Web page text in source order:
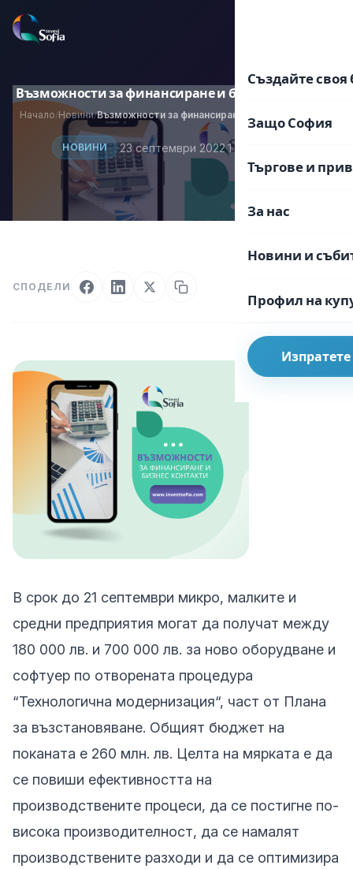
към
Създайте своя
Защо София
Търгове и
За нас
Новини и
Профил на
Възможности за финансиране и бизнес контакти
Начало/Новини/
НОВИНИ ·23 септември 2022·1 мин. четене
СПОДЕЛИ
В срок до 21 септември микро, малките и
средни предприятия могат да получат между
180 000 лв. и 700 000 лв. за ново оборудване и
софтуер по отворената процедура
“Технологична модернизация“, част от Плана
за възстановяване. Общият бюджет на
поканата е 260 млн. лв. Целта на мярката е да
се повиши ефективността на
производствените процеси, да се постигне по-
висока производителност, да се намалят
производствените разходи и да се оптимизира